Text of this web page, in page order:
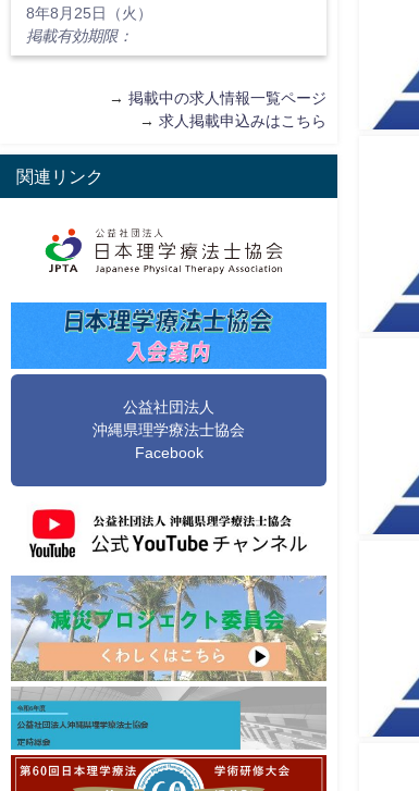
8年8月25日（火）
掲載有効期限：
→ 掲載中の求人情報一覧ページ
→ 求人掲載申込みはこちら
関連リンク
公益社団法人
沖縄県理学療法士協会
Facebook